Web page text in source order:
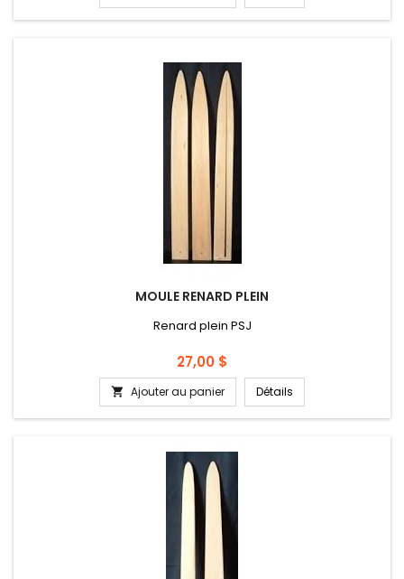
MOULE RENARD PLEIN
Renard plein PSJ
Prix
27,00 $
 Ajouter au panier Détails